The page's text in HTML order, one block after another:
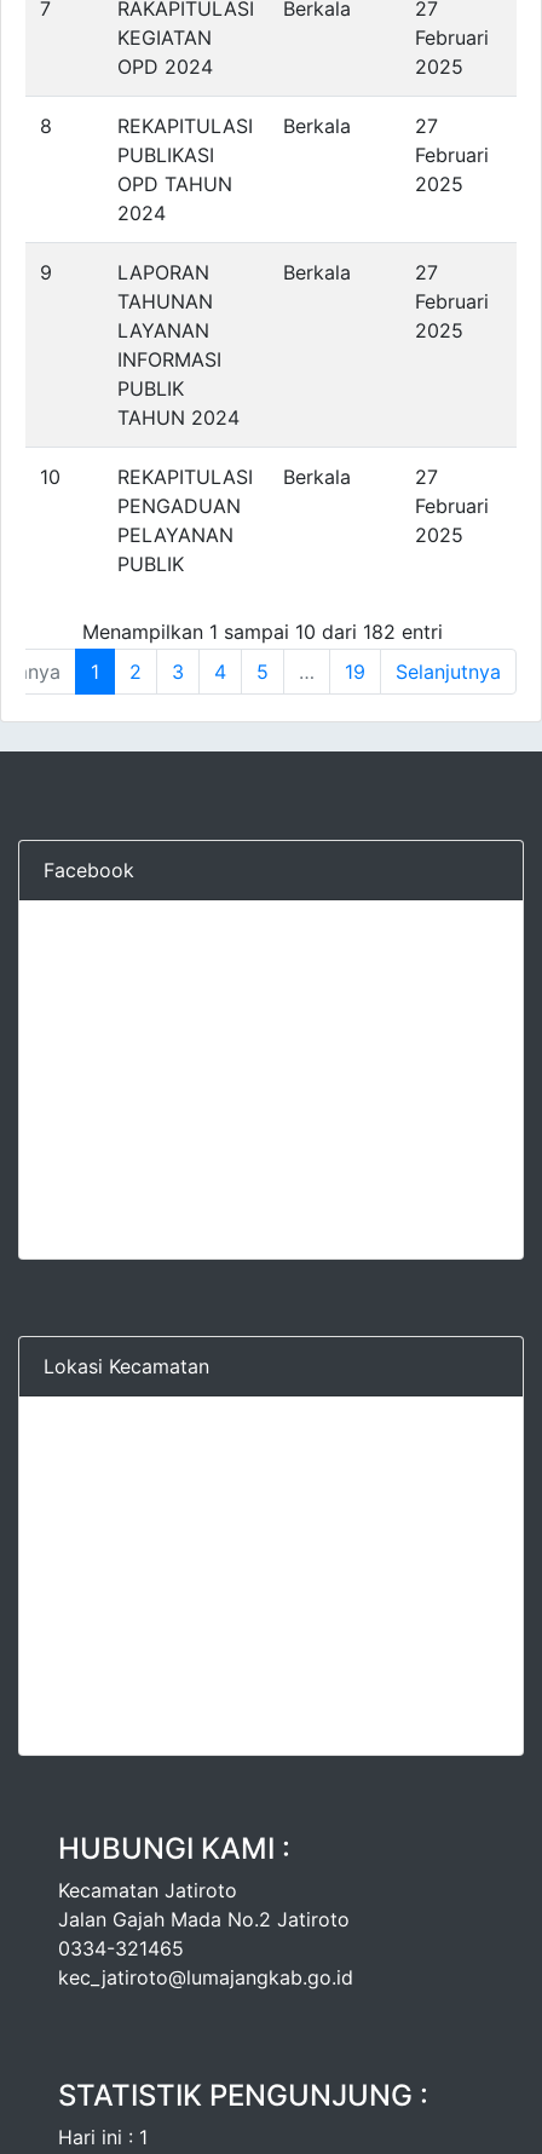
7
RAKAPITULASI
KEGIATAN
OPD 2024
Berkala
27
Februari
2025
8
REKAPITULASI
PUBLIKASI
OPD TAHUN
2024
Berkala
27
Februari
2025
9
LAPORAN
TAHUNAN
LAYANAN
INFORMASI
PUBLIK
TAHUN 2024
Berkala
27
Februari
2025
10
REKAPITULASI
PENGADUAN
PELAYANAN
PUBLIK
Berkala
27
Februari
2025
Menampilkan 1 sampai 10 dari 182 entri
1 2 3 4 5 … 19 Selanjutnya
Facebook
Lokasi Kecamatan
HUBUNGI KAMI :
Kecamatan Jatiroto
Jalan Gajah Mada No.2 Jatiroto
0334-321465
kec_jatiroto@lumajangkab.go.id
STATISTIK PENGUNJUNG :
Hari ini : 1